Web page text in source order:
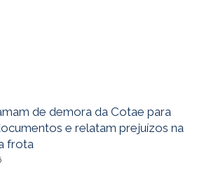
de demora da Cotae para
e relatam prejuízos na
frota